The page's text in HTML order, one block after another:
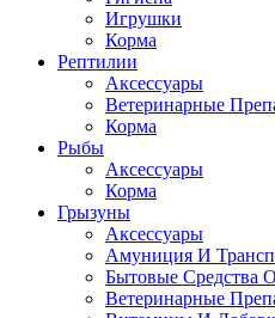
Игрушки
Корма
Рептилии
Аксессуары
Ветеринарные
Корма
Рыбы
Аксессуары
Корма
Грызуны
Аксессуары
Амуниция И
Бытовые Средства
Ветеринарные